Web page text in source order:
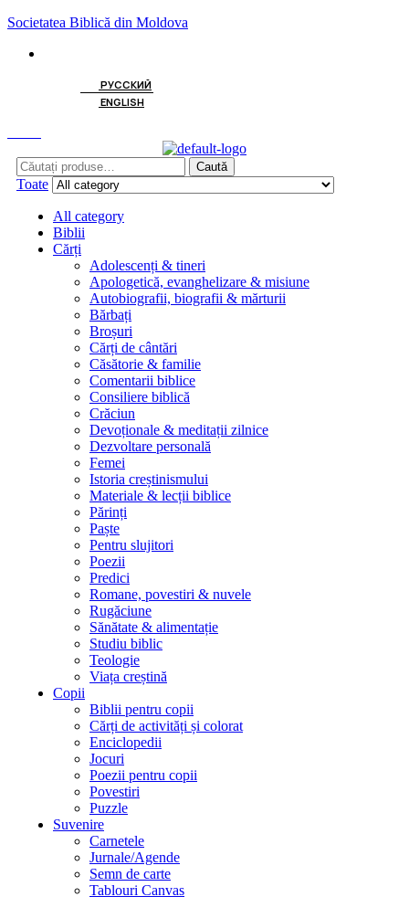
Societatea Biblică din Moldova
Menu
РУССКИЙ
ENGLISH
Search
for:
Caută
Toate
All category
Biblii
Cărți
Adolescenți & tineri
Apologetică, evanghelizare & misiune
Autobiografii, biografii & mărturii
Bărbați
Broșuri
Cărți de cântări
Căsătorie & familie
Comentarii biblice
Consiliere biblică
Crăciun
Devoționale & meditații zilnice
Dezvoltare personală
Femei
Istoria creștinismului
Materiale & lecții biblice
Părinți
Paște
Pentru slujitori
Poezii
Predici
Romane, povestiri & nuvele
Rugăciune
Sănătate & alimentație
Studiu biblic
Teologie
Viața creștină
Copii
Biblii pentru copii
Cărți de activități și colorat
Enciclopedii
Jocuri
Poezii pentru copii
Povestiri
Puzzle
Suvenire
Carnetele
Jurnale/Agende
Semn de carte
Tablouri Canvas